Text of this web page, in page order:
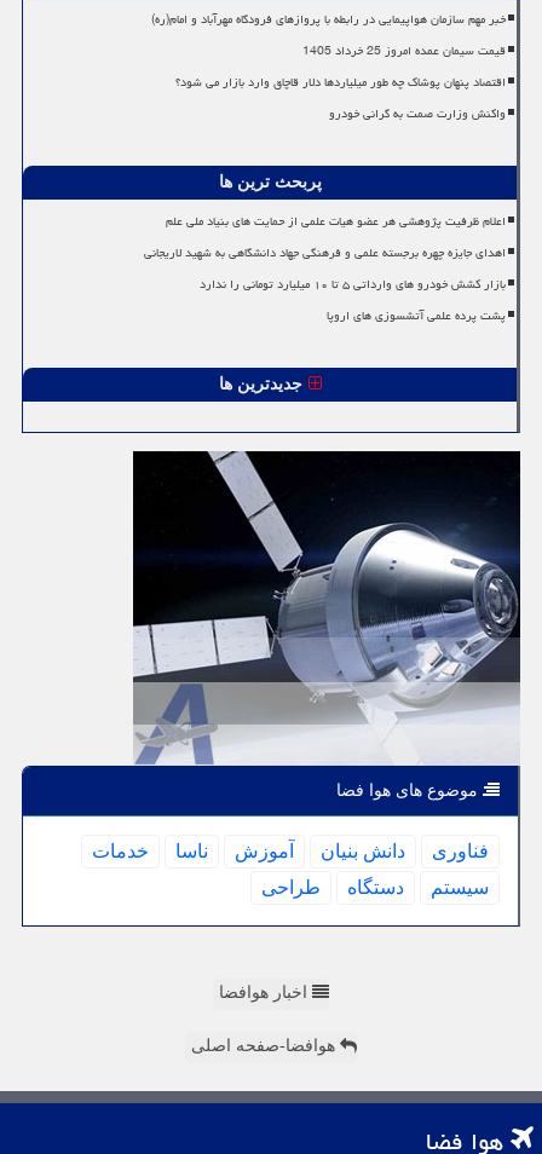
خبر مهم سازمان هواپیمایی در رابطه با پروازهای فرودگاه مهرآباد و امام(ره)
قیمت سیمان عمده امروز 25 خرداد 1405
اقتصاد پنهان پوشاک چه طور میلیاردها دلار قاچاق وارد بازار می شود؟
واکنش وزارت صمت به گرانی خودرو
پربحث ترین ها
اعلام ظرفیت پژوهشی هر عضو هیات علمی از حمایت های بنیاد ملی علم
اهدای جایزه چهره برجسته علمی و فرهنگی جهاد دانشگاهی به شهید لاریجانی
بازار کشش خودرو های وارداتی ۵ تا ۱۰ میلیارد تومانی را ندارد
پشت پرده علمی آتشسوزی های اروپا
جدیدترین ها
موضوع های هوا فضا
فناوری دانش بنیان آموزش ناسا
خدمات
سیستم
دستگاه طراحی
اخبار هوافضا
هوافضا-صفحه اصلی
هوا فضا